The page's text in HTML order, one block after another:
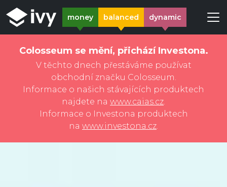
money balanced dynamic
Colosseum se mění, přichází Investona.
V těchto dnech přestáváme používat
obchodní značku Colosseum.
Informace o našich stávajících produktech
najdete na www.caias.cz.
Informace o Investona produktech
na www.investona.cz.